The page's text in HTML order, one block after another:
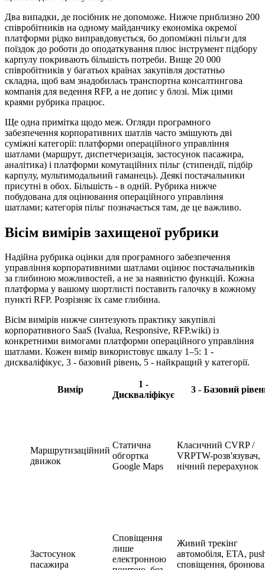
Два випадки, де посібник не допоможе. Нижче приблизно 200
співробітників на одному майданчику економіка окремої
платформи рідко виправдовується, бо допоміжні пільги для
поїздок до роботи до оподаткування плюс інструмент підбору
карпулу покривають більшість потреби. Вище 20 000
співробітників у багатьох країнах закупівля достатньо
складна, щоб вам знадобилась транспортна консалтингова
компанія для ведення RFP, а не допис у блозі. Між цими
краями рубрика працює.
Ще одна примітка щодо меж. Огляди програмного
забезпечення корпоративних шатлів часто змішують дві
суміжні категорії: платформи операційного управління
шатлами (маршрут, диспетчеризація, застосунок пасажира,
аналітика) і платформи комутаційних пільг (стипендії, підбір
карпулу, мультимодальний гаманець). Деякі постачальники
присутні в обох. Більшість - в одній. Рубрика нижче
побудована для оцінювання операційного управління
шатлами; категорія пільг позначається там, де це важливо.
Вісім вимірів захищеної рубрики
Надійна рубрика оцінки для програмного забезпечення
управління корпоративними шатлами оцінює постачальників
за глибиною можливостей, а не за наявністю функцій. Кожна
платформа у вашому шортлисті поставить галочку в кожному
пункті RFP. Розрізняє їх саме глибина.
Вісім вимірів нижче синтезують практику закупівлі
корпоративного SaaS (Ivalua, Responsive, RFP.wiki) із
конкретними вимогами платформи операційного управління
шатлами. Кожен вимір використовує шкалу 1–5: 1 -
дискваліфікує, 3 - базовий рівень, 5 - найкращий у категорії.
Вимір
1 -
Дискваліфікує
3 - Базовий
Маршрутизаційний
движок
Статична
обгортка
Google Maps
Класичний CVRP /
VRPTW-розв'язувач,
нічний перерахунок
Застосунок
пасажира
Сповіщення
лише
електронною
Живий трекінг
автомобіля, ETA,
сповіщення,